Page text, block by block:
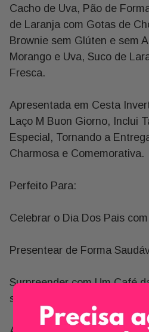
1 Cookies Baunilha C/chocolate
1 Geleia de Uva 15g Homemade
1 Cacho de Uva 200 G In Natura
1 Suco de Laranja
1 Pera Und In Natura
1 Laço M Buon Giorno
1 Cesta Invertida P 20x25x6cm
Cacho de Uva, Pão de
de Laranja com Gotas de
Brownie sem Glúten e sem
Morango e Uva, Suco de
Fresca.
Apresentada em Cesta
Laço M Buon Giorno, Inclui
Especial, Tornando a
Charmosa e Comemorativa.
Perfeito Para:
Celebrar o Dia Dos Pais
Presentear de Forma
Surpreender com Um Café
sem Lactose